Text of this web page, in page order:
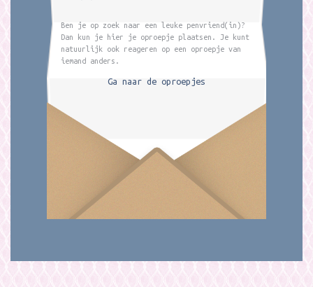
Ben je op zoek naar een leuke penvriend(in)?
Dan kun je hier je oproepje plaatsen. Je kunt
natuurlijk ook reageren op een oproepje van
iemand anders.
Ga naar de oproepjes